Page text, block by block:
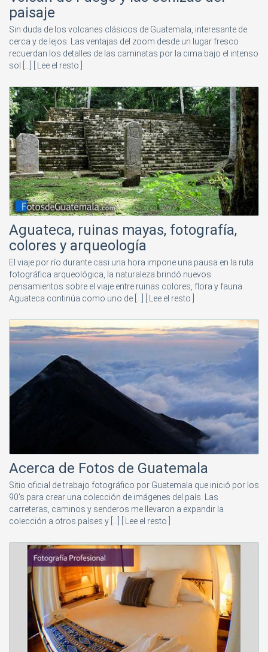
paisaje
Sin duda de los volcanes clásicos de Guatemala, interesante de
cerca y de lejos. Las ventajas del zoom desde un lugar fresco
recuerdan los detalles de las caminatas por la cima bajo el intenso
sol [...]
[ Lee el resto ]
Aguateca, ruinas mayas, fotografía,
colores y arqueología
El viaje por río durante casi una hora impone una pausa en la ruta
fotográfica arqueológica, la naturaleza brindó nuevos
pensamientos sobre el viaje entre ruinas colores, flora y fauna.
Aguateca continúa como uno de [...]
[ Lee el resto ]
Acerca de Fotos de Guatemala
Sitio oficial de trabajo fotográfico por Guatemala que inició por los
90's para crear una colección de imágenes del país. Las
carreteras, caminos y senderos me llevaron a expandir la
colección a otros países y [...]
[ Lee el resto ]